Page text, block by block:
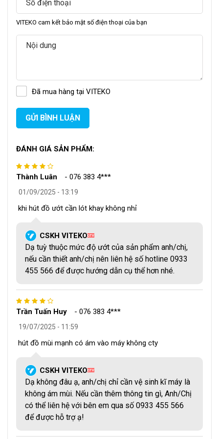
Trang bị hai thanh hàn nhiệt, mỗi thanh sở hữu kích thước lên
PVC, POF,... giúpmáy hút chân khôngcó thể linh hoạt trong
việc sử dụng các loại túi chân không khác nhau.
DZ600 được trang bị một bảng điều khiển thông minh với
chỉnh công suất, thời gian hút và thời gian hàn linh hoạt, tối
ưu hóa quá trình hút chân không và hàn miệng túi một cách
VITEKO cam kết bảo mật số điện thoại của bạn
Đã mua hàng tại VITEKO
GỬI BÌNH LUẬN
ĐÁNH GIÁ SẢN PHẨM:
Thành Luân - 076 383 4***
01/09/2025 - 13:19
khi hút đồ ướt cần lót khay không nhỉ
CSKH VITEKOQTV
Dạ tuỳ thuộc mức độ ướt của sản phẩm anh/chị,
nếu cần thiết anh/chị nên liên hệ số hotline 0933
455 566 để được hướng dẫn cụ thể hơn nhé.
Trần Tuấn Huy - 076 383 4***
19/07/2025 - 11:59
hút đồ mùi mạnh có ám vào máy không cty
CSKH VITEKOQTV
Dạ không đâu ạ, anh/chị chỉ cần vệ sinh kĩ máy là
không ám mùi. Nếu cần thêm thông tin gì, Anh/Chị
có thể liên hệ với bên em qua số 0933 455 566
để được hỗ trợ ạ!